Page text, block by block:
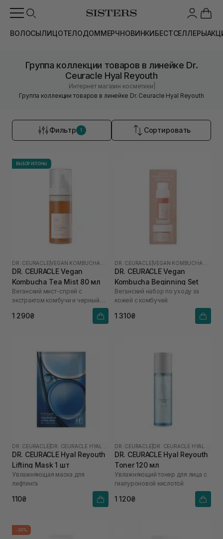
ВОЛОСЫЛИЦОТЕЛОДОММЕРЧНОВИНКИБЕСТСЕЛЛЕРЫ
Группа коллекции товаров в линейке Dr.
Ceuracle Hyal Reyouth
Интернет магазин косметики
Группа коллекции товаров в линейке Dr. Ceuracle Hyal Reyouth
Фильтр 1 Сортировать
ВЫБОР ИЛОНЫ
DR. CEURACLE |
DR. CEURACLE Vegan
Kombucha Tea Mist 80 мл
Веганский мист-спрей с
экстрактом комбучи и черный
1 290₴
DR. CEURACLE |
DR. CEURACLE Vegan
Kombucha Beginning Set
Веганский набор по уходу за
кожей с комбучей
1 310₴
DR. CEURACLE
DR. CEURACLE Hyal Reyouth
Lifting Mask 1 шт
Увлажняющая маска для
лифтинга
110₴
DR. CEURACLE
DR. CEURACLE Hyal Reyouth
Toner 120 мл
Увлажняющий тонер для лица с
гиалуроновой кислотой
1 120₴
-20%